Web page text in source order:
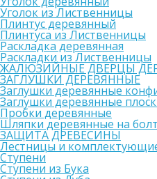
Уголок из Лиственницы
Плинтус деревянный
Плинтуса из Лиственницы
Раскладка деревянная
Раскладки из Лиственницы
ЖАЛЮЗИЙНЫЕ ДВЕРЦЫ
ЗАГЛУШКИ ДЕРЕВЯННЫЕ
Заглушки деревянные
Заглушки деревянные
Пробки деревянные
Шляпки деревянные на болт
ЗАЩИТА ДРЕВЕСИНЫ
Лестницы и
Ступени
Ступени из Бука